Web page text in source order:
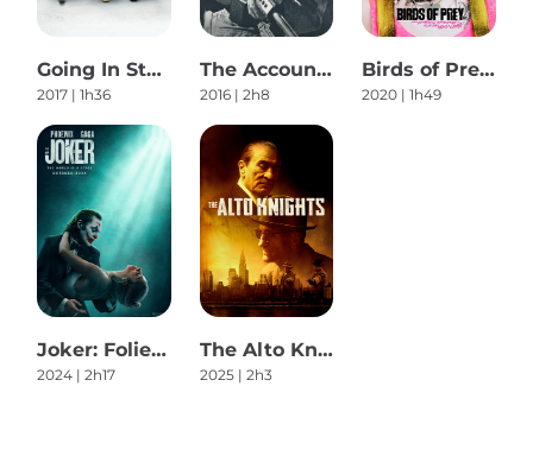
Going In Style
2017 | 1h36
The Accountant
2016 | 2h8
Birds of Prey (And the Fantabulous Emancipation of One Harley Quinn)
2020 | 1h49
Joker: Folie à Deux
2024 | 2h17
The Alto Knights
2025 | 2h3